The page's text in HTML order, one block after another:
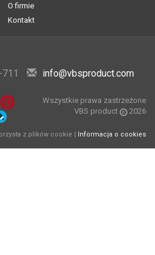
O firmie
Kontakt
info@vbsproduct.com
Wszystkie prawa zastrzeżone
VBS product
2026
z plików cookie | Informacja o cookies